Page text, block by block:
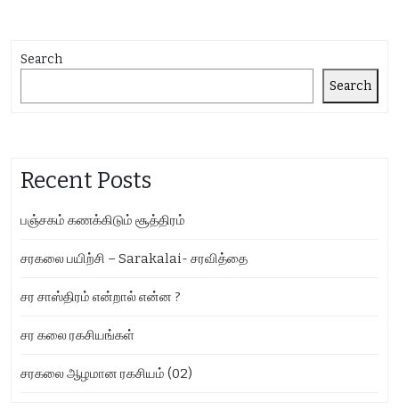
Search
Search
Recent Posts
பஞ்சகம் கணக்கிடும் சூத்திரம்
சரகலை பயிற்சி – Sarakalai- சரவித்தை
சர சாஸ்திரம் என்றால் என்ன ?
சர கலை ரகசியங்கள்
சரகலை ஆழமான ரகசியம் (02)